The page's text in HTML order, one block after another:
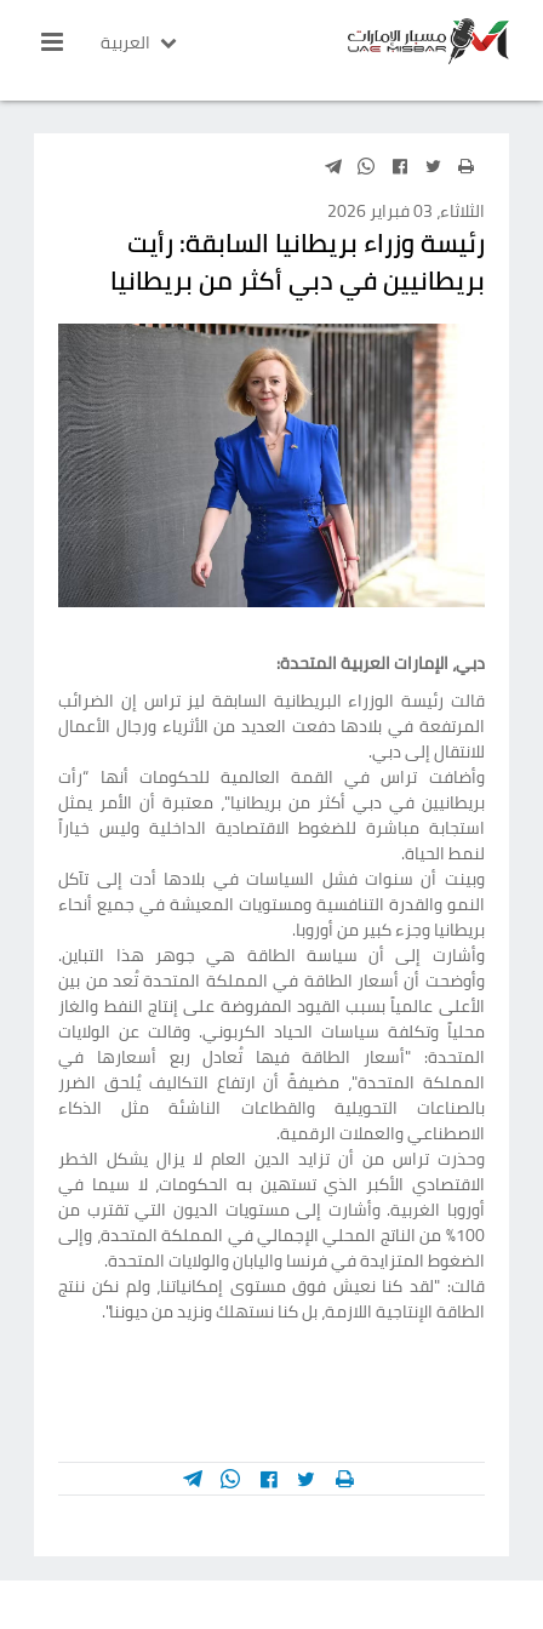
العربية
الثلاثاء، 03 فبراير 2026
رئيسة وزراء بريطانيا السابقة: رأيت
بريطانيين في دبي أكثر من بريطانيا
دبي، الإمارات العربية المتحدة:
قالت رئيسة الوزراء البريطانية السابقة ليز تراس إن الضرائب
المرتفعة في بلادها دفعت العديد من الأثرياء ورجال الأعمال
للانتقال إلى دبي.
وأضافت تراس في القمة العالمية للحكومات أنها “رأت
بريطانيين في دبي أكثر من بريطانيا"، معتبرة أن الأمر يمثل
استجابة مباشرة للضغوط الاقتصادية الداخلية وليس خياراً
لنمط الحياة.
وبينت أن سنوات فشل السياسات في بلادها أدت إلى تآكل
النمو والقدرة التنافسية ومستويات المعيشة في جميع أنحاء
بريطانيا وجزء كبير من أوروبا.
وأشارت إلى أن سياسة الطاقة هي جوهر هذا التباين.
وأوضحت أن أسعار الطاقة في المملكة المتحدة تُعد من بين
الأعلى عالمياً بسبب القيود المفروضة على إنتاج النفط والغاز
محلياً وتكلفة سياسات الحياد الكربوني. وقالت عن الولايات
المتحدة: "أسعار الطاقة فيها تُعادل ربع أسعارها في
المملكة المتحدة"، مضيفةً أن ارتفاع التكاليف يُلحق الضرر
بالصناعات التحويلية والقطاعات الناشئة مثل الذكاء
الاصطناعي والعملات الرقمية.
وحذرت تراس من أن تزايد الدين العام لا يزال يشكل الخطر
الاقتصادي الأكبر الذي تستهين به الحكومات، لا سيما في
أوروبا الغربية. وأشارت إلى مستويات الديون التي تقترب من
100% من الناتج المحلي الإجمالي في المملكة المتحدة، وإلى
الضغوط المتزايدة في فرنسا واليابان والولايات المتحدة.
قالت: "لقد كنا نعيش فوق مستوى إمكانياتنا، ولم نكن ننتج
الطاقة الإنتاجية اللازمة، بل كنا نستهلك ونزيد من ديوننا".